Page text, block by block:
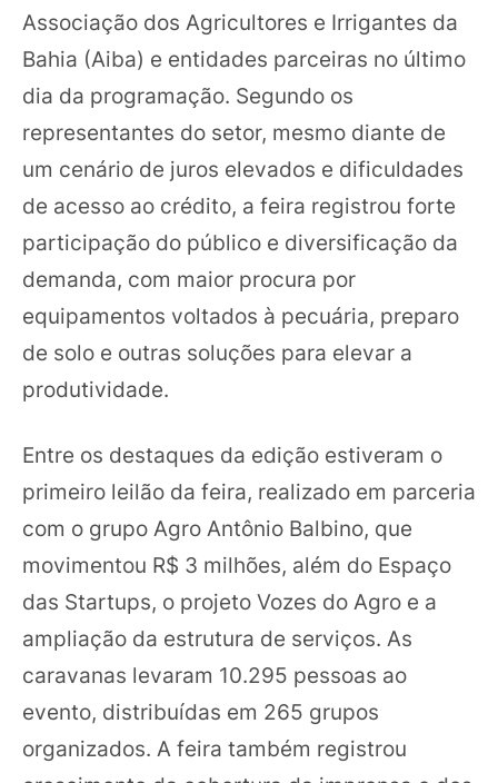
Associação dos Agricultores e Irrigantes da
Bahia (Aiba) e entidades parceiras no último
dia da programação. Segundo os
representantes do setor, mesmo diante de
um cenário de juros elevados e dificuldades
de acesso ao crédito, a feira registrou forte
participação do público e diversificação da
demanda, com maior procura por
equipamentos voltados à pecuária, preparo
de solo e outras soluções para elevar a
produtividade.
Entre os destaques da edição estiveram o
primeiro leilão da feira, realizado em parceria
com o grupo Agro Antônio Balbino, que
movimentou R$ 3 milhões, além do Espaço
das Startups, o projeto Vozes do Agro e a
ampliação da estrutura de serviços. As
caravanas levaram 10.295 pessoas ao
evento, distribuídas em 265 grupos
organizados. A feira também registrou